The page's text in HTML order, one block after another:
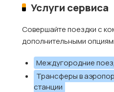
Услуги сервиса
Совершайте поездки с
дополнительными
Междугородние
Трансферы в
станции